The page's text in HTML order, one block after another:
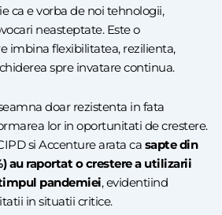
ca e vorba de noi tehnologii,
neasteptate. Este o
imbina flexibilitatea, rezilienta,
spre invatare continua.
doar rezistenta in fata
lor in oportunitati de crestere.
si Accenture arata ca sapte din
au raportat o crestere a utilizarii
pandemiei, evidentiind
in situatii critice.